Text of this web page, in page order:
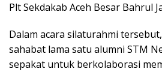
Plt Sekdakab Aceh Besar Bahrul
Dalam acara silaturahmi
sahabat lama satu alumni STM
sepakat untuk berkolaborasi